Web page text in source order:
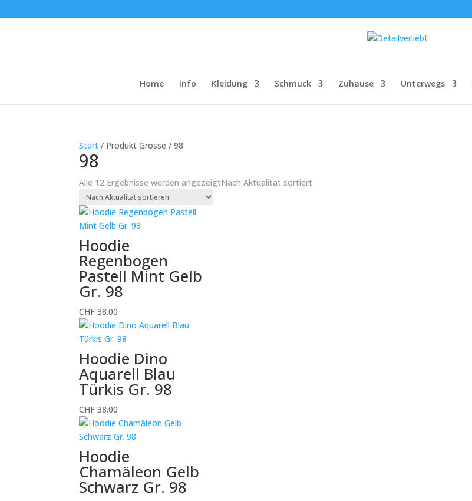
Home Info Kleidung Schmuck Zuhause Unterwegs
Start / Produkt Grösse / 98
98
Alle 12 Ergebnisse werden angezeigtNach Aktualität sortiert
Hoodie
Regenbogen
Pastell Mint Gelb
Gr. 98
CHF 38.00
Hoodie Dino
Aquarell Blau
Türkis Gr. 98
CHF 38.00
Hoodie
Chamäleon Gelb
Schwarz Gr. 98